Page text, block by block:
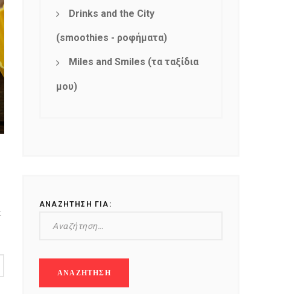
Drinks and the City
(smoothies - ροφήματα)
Miles and Smiles (τα ταξίδια
μου)
ΑΝΑΖΉΤΗΣΗ ΓΙΑ: